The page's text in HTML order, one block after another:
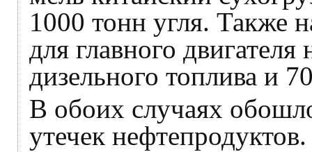
1000 тонн угля. Также
для главного
дизельного топлива и
В обоих случаях
утечек нефтепродуктов.